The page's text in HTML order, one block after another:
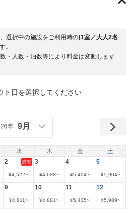
選択中の施設をご利用時の[1室／大人2名
。
・人数・泊数等により料金は変動します
ト日を選択してください
水 木 金 土
年 9月
2 最安
¥4,522~
3
¥4,688~
4
¥5,404~
5
¥5,904~
9
¥4,811~
10
¥4,881~
11
¥5,435~
12
¥5,989~